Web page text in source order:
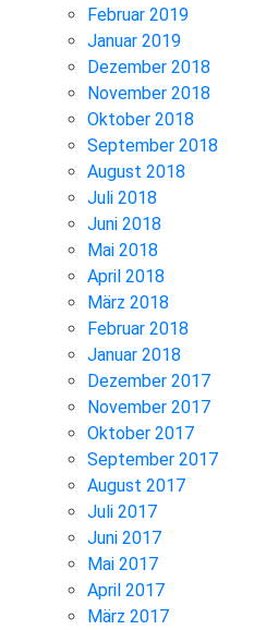
Februar 2019
Januar 2019
Dezember 2018
November 2018
Oktober 2018
September 2018
August 2018
Juli 2018
Juni 2018
Mai 2018
April 2018
März 2018
Februar 2018
Januar 2018
Dezember 2017
November 2017
Oktober 2017
September 2017
August 2017
Juli 2017
Juni 2017
Mai 2017
April 2017
März 2017